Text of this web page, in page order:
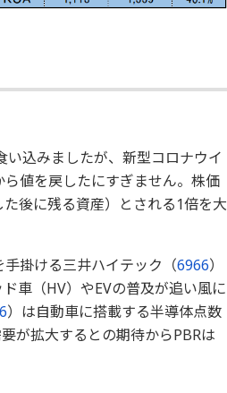
込みましたが、新型コロナウイ
値を戻したにすぎません。株価
後に残る資産）とされる1倍を大
掛ける三井ハイテック（6966）
車（HV）やEVの普及が追い風に
）は自動車に搭載する半導体点数
が拡大するとの期待からPBRは